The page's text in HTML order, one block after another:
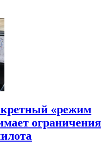
«режим
ограничения